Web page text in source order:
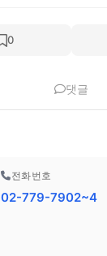
0
댓글
전화번호
02-779-7902~4